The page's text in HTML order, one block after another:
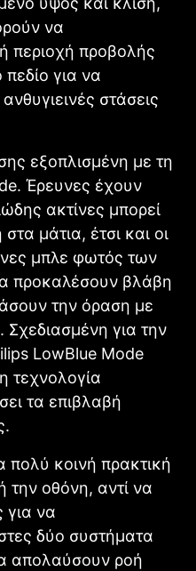
να
περιοχή προβολής
πεδίο για να
στάσεις
εξοπλισμένη με τη
Έρευνες έχουν
ακτίνες μπορεί
μάτια, έτσι και οι
μπλε φωτός των
προκαλέσουν βλάβη
την όραση με
για την
LowBlue Mode
τεχνολογία
τα επιβλαβή
πολύ κοινή πρακτική
την οθόνη, αντί να
για να
δύο συστήματα
απολαύσουν ροή